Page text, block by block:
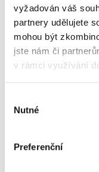
vyžadován váš
partnery udělujete
mohou být
jste nám či
v rámci využívání
souhlasu
Nutné
Preferenční